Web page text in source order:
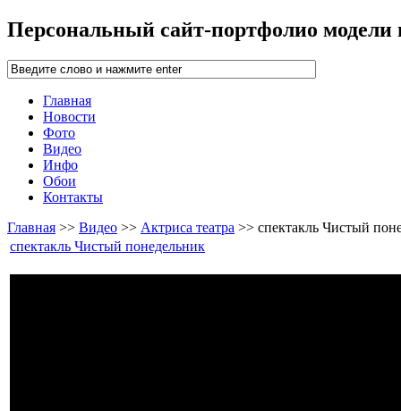
Персональный сайт-портфолио
Главная
Новости
Фото
Видео
Инфо
Обои
Контакты
Главная >> Видео >> Актриса театра >> спектакль Чистый
спектакль Чистый понедельник